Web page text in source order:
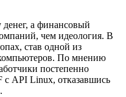
а финансовый
чем идеология. В
став одной из
По мнению
постепенно
API Linux, отказавшись